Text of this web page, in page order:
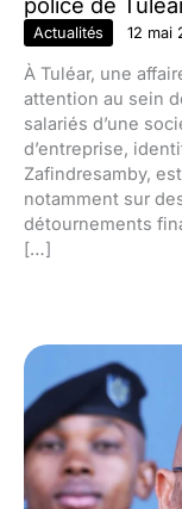
Actualités 12 mai
À Tuléar, une
attention au sein
salariés d’une
d’entreprise,
Zafindresamby,
notamment sur
détournements
[…]